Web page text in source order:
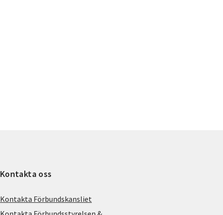
Kontakta oss
Kontakta Förbundskansliet